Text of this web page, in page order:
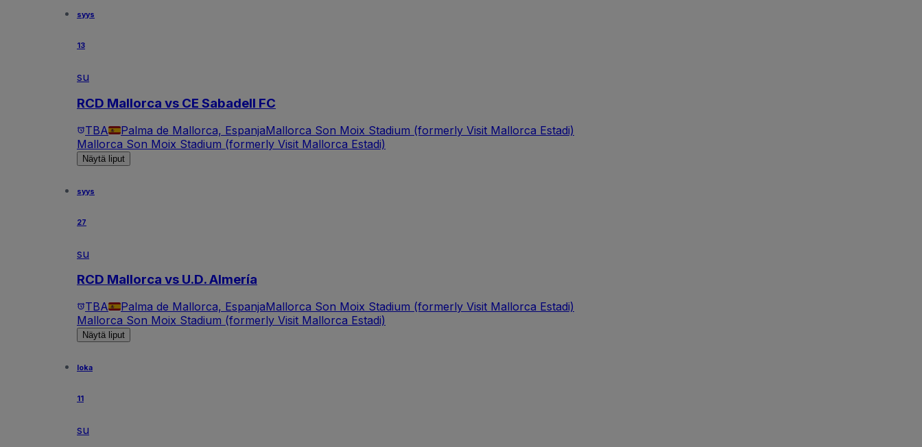
syys
13
su
RCD Mallorca vs CE Sabadell FC
TBA Palma de Mallorca, EspanjaMallorca Son Moix Stadium (formerly Visit Mallorca Estadi)
Mallorca Son Moix Stadium (formerly Visit Mallorca Estadi)
Näytä liput
syys
27
su
RCD Mallorca vs U.D. Almería
TBA Palma de Mallorca, EspanjaMallorca Son Moix Stadium (formerly Visit Mallorca Estadi)
Mallorca Son Moix Stadium (formerly Visit Mallorca Estadi)
Näytä liput
loka
11
su